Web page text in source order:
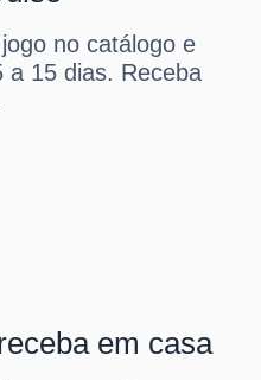
no catálogo e
a 15 dias. Receba
em casa